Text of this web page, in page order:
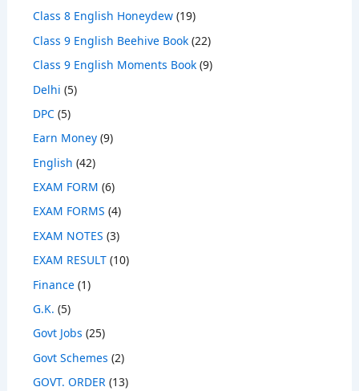
Class 8 English Honeydew(19)
Class 9 English Beehive Book(22)
Class 9 English Moments Book(9)
Delhi (5)
DPC(5)
Earn Money(9)
English (42)
EXAM FORM (6)
EXAM FORMS (4)
EXAM NOTES (3)
EXAM RESULT(10)
Finance(1)
G.K. (5)
Govt Jobs (25)
Govt Schemes (2)
GOVT. ORDER(13)